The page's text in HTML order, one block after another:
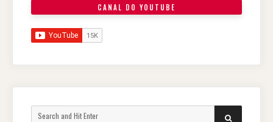
CANAL DO YOUTUBE